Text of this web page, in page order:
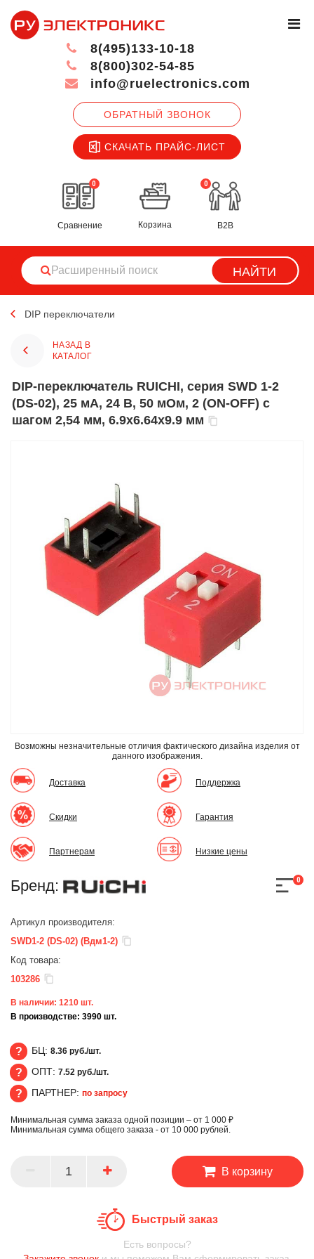
ОБРАТНЫЙ ЗВОНОК
СКАЧАТЬ ПРАЙС-ЛИСТ
8(495)133-10-18
8(800)302-54-85
info@ruelectronics.com
0
Сравнение
0
Корзина B2B
НАЙТИ
DIP переключатели
НАЗАД В
КАТАЛОГ
DIP-переключатель RUICHI, серия SWD 1-2
(DS-02), 25 мА, 24 В, 50 мОм, 2 (ON-OFF) с
шагом 2,54 мм, 6.9х6.64х9.9 мм
Возможны незначительные отличия фактического дизайна изделия от
данного изображения.
Доставка
Скидки
Партнерам
Поддержка
Гарантия
Низкие цены
Бренд: 0
Артикул производителя:
SWD1-2 (DS-02) (Вдм1-2)
Код товара:
103286
В наличии: 1210 шт.
В производстве: 3990 шт.
БЦ
БЦ: 8.36 руб./шт.
ОПТ
ОПТ: 7.52 руб./шт.
ПАРТНЕР
ПАРТНЕР: по запросу
Минимальная сумма заказа одной позиции – от 1 000 ₽
Минимальная сумма общего заказа - от 10 000 рублей.
В корзину
Быстрый заказ
Есть вопросы?